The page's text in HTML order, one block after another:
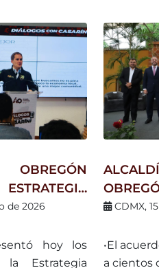
BAJAN
LA
DE
de 2026
hoy los
la Estrategia
CDMX,
•El
a cientos